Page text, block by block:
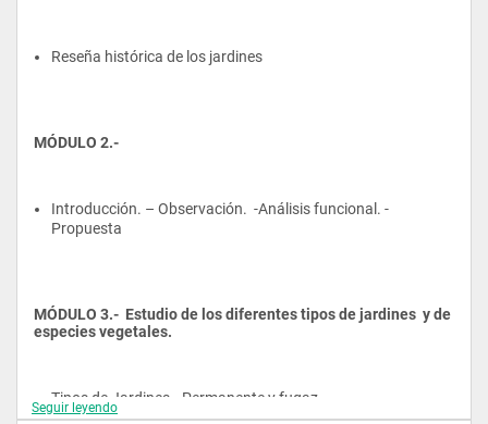
Reseña histórica de los jardines
MÓDULO 2.-
Introducción. – Observación.  -Análisis funcional. -
Propuesta
MÓDULO 3.-  Estudio de los diferentes tipos de jardines  y de
especies vegetales.
Tipos de Jardines. -Permanente y fugaz.
Seguir leyendo